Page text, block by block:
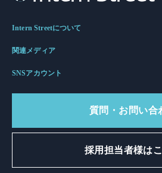
Intern Streetについて
関連メディア
SNSアカウント
質問・お問い合
採用担当者様は